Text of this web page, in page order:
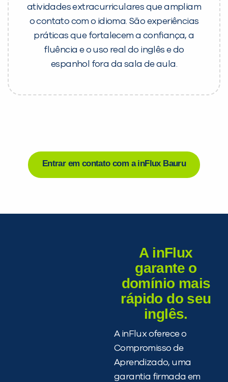
atividades extracurriculares que ampliam
o contato com o idioma. São experiências
práticas que fortalecem a confiança, a
fluência e o uso real do inglês e do
espanhol fora da sala de aula.
Entrar em contato com a inFlux Bauru
A inFlux
garante o
domínio mais
rápido do seu
inglês.
A inFlux oferece o
Compromisso de
Aprendizado, uma
garantia firmada em